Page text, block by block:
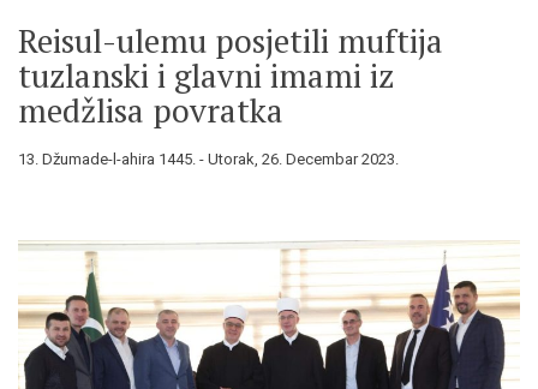
Reisul-ulemu posjetili muftija
tuzlanski i glavni imami iz
medžlisa povratka
13. Džumade-l-ahira 1445. - Utorak, 26. Decembar 2023.